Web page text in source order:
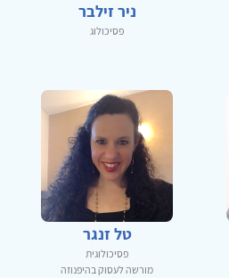
ניר זילבר
פסיכולוג
טל זנגר
פסיכולוגית
מורשה לעסוק בהיפנוזה